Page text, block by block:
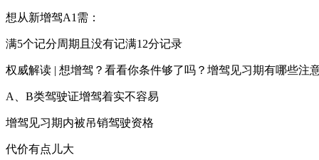
想从新增驾A1 需：
满5个记分周期且没有记满12分记录
权威解读 | 想增驾？看看你条件够了吗？增驾见习期有哪些注
A B类驾驶证增驾着实不容易
增驾见习期内被吊销驾驶资格
代价有点儿大